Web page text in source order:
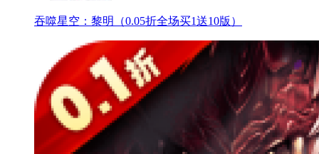
吞噬星空：黎明（0.05折全场买1送10版）